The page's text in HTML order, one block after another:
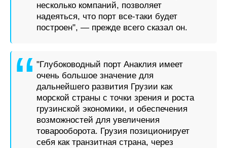
Словарь
Отзывы
Все службы
несколько компаний, позволяет
надеяться, что порт все-таки будет
построен", — прежде всего сказал он.
"Глубоководный порт Анаклия имеет
очень большое значение для
дальнейшего развития Грузии как
морской страны с точки зрения и роста
грузинской экономики, и обеспечения
возможностей для увеличения
товарооборота. Грузия позиционирует
себя как транзитная страна, через